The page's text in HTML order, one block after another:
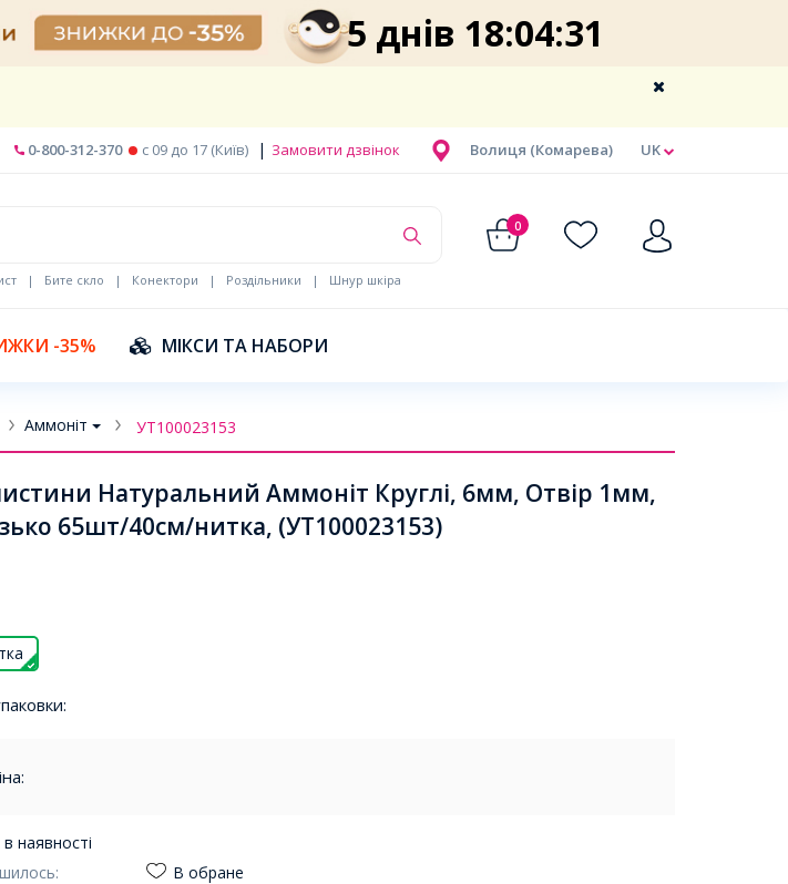
5 днів 18:04:30
UK
Волиця (Комарева)
0-800-312-370 c 09 до 17 (Київ) | Замовити дзвінок
0
| Бите скло | Конектори | Роздільники | Шнур шкіра
-35% МІКСИ ТА НАБОРИ
Аммоніт УТ100023153
Натуральний Аммоніт Круглі, 6мм, Отвір 1мм,
65шт/40см/нитка, (УТ100023153)
наявності
В обране